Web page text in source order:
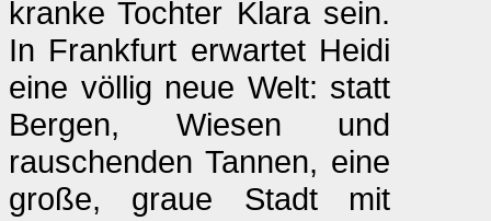
kranke Tochter Klara sein.
In Frankfurt erwartet Heidi
eine völlig neue Welt: statt
Bergen, Wiesen und
rauschenden Tannen, eine
große, graue Stadt mit